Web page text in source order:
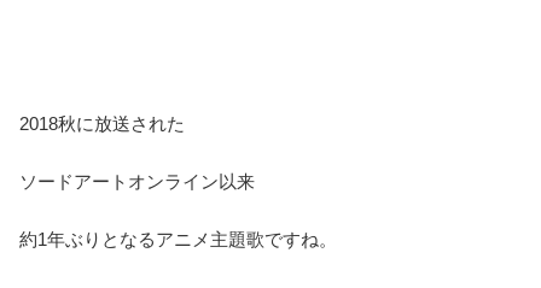
2018秋に放送された
ソードアートオンライン以来
約1年ぶりとなるアニメ主題歌ですね。